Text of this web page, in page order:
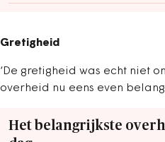
Gretigheid
‘De gretigheid was echt niet
overheid nu eens even
Het belangrijkste